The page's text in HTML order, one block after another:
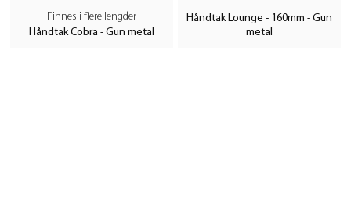
Finnes i flere lengder
Håndtak Cobra - Gun metal
Håndtak Lounge - 160mm - Gun
metal